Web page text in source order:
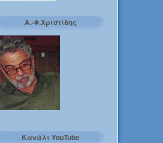
Α.-Φ.Χριστίδης
Κανάλι YouTube